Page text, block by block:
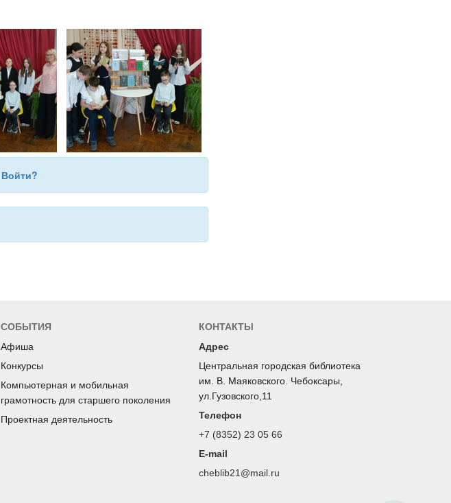
Войти?
СОБЫТИЯ
Афиша
Конкурсы
Компьютерная и мобильная
грамотность для старшего поколения
Проектная деятельность
КОНТАКТЫ
Адрес
Центральная городская библиотека
им. В. Маяковского. Чебоксары,
ул.Гузовского,11
Телефон
+7 (8352) 23 05 66
E-mail
cheblib21@mail.ru